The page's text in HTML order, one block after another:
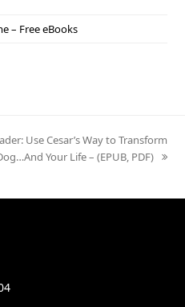
– Free eBooks
Use Cesar’s Way to Transform
Your Life – (EPUB, PDF)